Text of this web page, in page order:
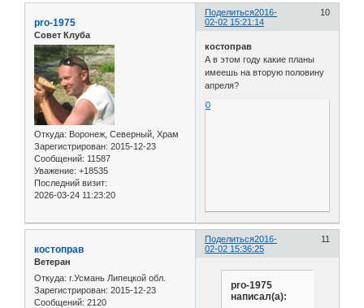
Поделиться 10
2016-
02-02 15:21:14
pro-1975
Совет Клуба
Откуда: Воронеж, Северный, Храм
Зарегистрирован: 2015-12-23
Сообщений: 11587
Уважение: +18535
Последний визит:
2026-03-24 11:23:20
костоправ
А в этом году какие планы
имеешь на вторую половину
апреля?
0
Поделиться 11
2016-
02-02 15:36:25
костоправ
Ветеран
Откуда: г.Усмань Липецкой обл.
Зарегистрирован: 2015-12-23
Сообщений: 2120
pro-1975
написал(а):